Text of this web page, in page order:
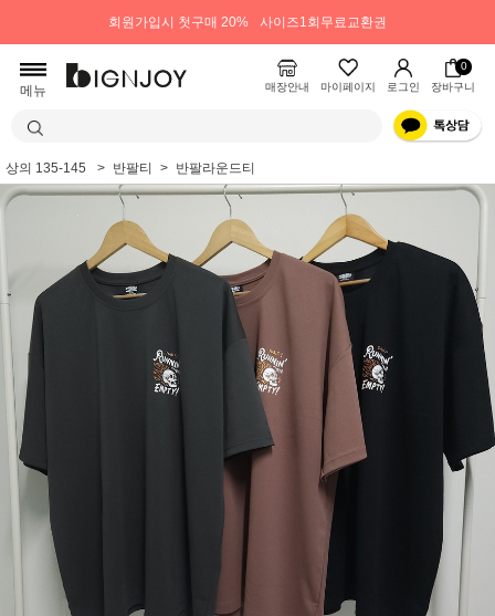
회원가입시 첫구매 20% 사이즈1회무료교환권
메뉴 매장안내 마이페이지 로그인
0
장바구니
상의 135-145 반팔티 반팔라운드티